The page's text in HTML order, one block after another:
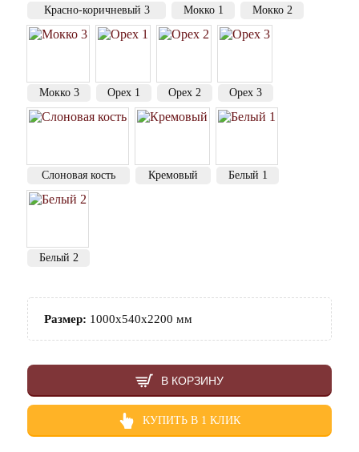
Красно-коричневый 3 Мокко 1 Мокко 2
Мокко 3 Орех 1 Орех 2 Орех 3
Слоновая кость Кремовый Белый 1
Белый 2
Размер: 1000х540х2200 мм
В КОРЗИНУ
КУПИТЬ В 1 КЛИК